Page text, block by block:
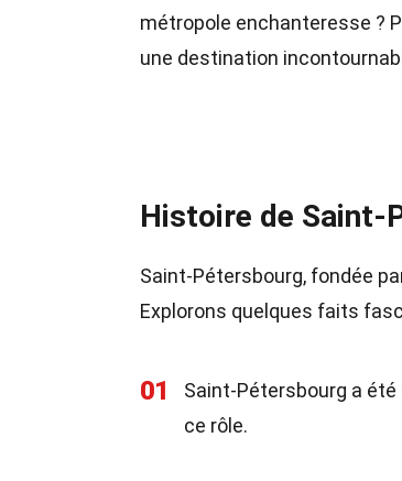
métropole enchanteresse ?
une destination
Histoire de Saint-
Saint-Pétersbourg, fondée
Explorons quelques faits
01
Saint-Pétersbourg a été
ce rôle.